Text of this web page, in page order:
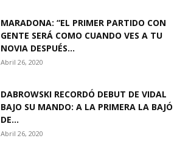
MARADONA: “EL PRIMER PARTIDO CON
GENTE SERÁ COMO CUANDO VES A TU
NOVIA DESPUÉS...
Abril 26, 2020
DABROWSKI RECORDÓ DEBUT DE VIDAL
BAJO SU MANDO: A LA PRIMERA LA BAJÓ
DE...
Abril 26, 2020